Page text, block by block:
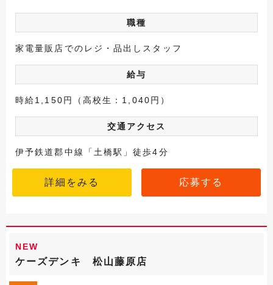
職種
家電量販店でのレジ・品出しスタッフ
給与
時給1,150円（高校生：1,040円）
交通アクセス
伊予鉄道郡中線「土橋駅」徒歩4分
詳細をみる 応募する
NEW
ケーズデンキ 松山藤原店